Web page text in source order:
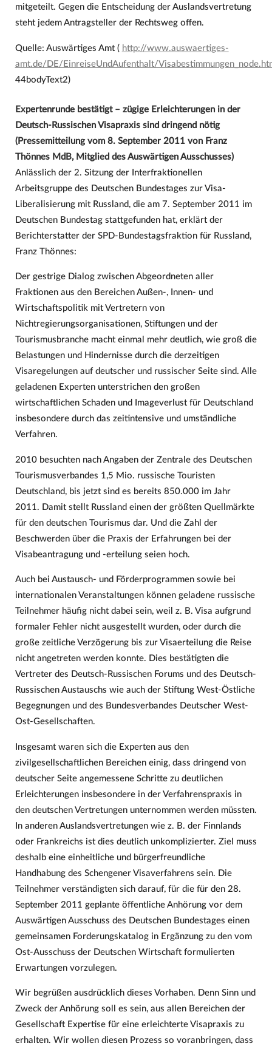
mitgeteilt. Gegen die Entscheidung der Auslandsvertretung
steht jedem Antragsteller der Rechtsweg offen.
Quelle: Auswärtiges Amt ( http://www.auswaertiges-
amt.de/DE/EinreiseUndAufenthalt/
44bodyText2)
Expertenrunde bestätigt – zügige Erleichterungen in der
Deutsch-Russischen Visapraxis sind dringend nötig
(Pressemitteilung vom 8. September 2011 von Franz
Thönnes MdB, Mitglied des Auswärtigen Ausschusses)
Anlässlich der 2. Sitzung der Interfraktionellen
Arbeitsgruppe des Deutschen Bundestages zur Visa-
Liberalisierung mit Russland, die am 7. September 2011 im
Deutschen Bundestag stattgefunden hat, erklärt der
Berichterstatter der SPD-Bundestagsfraktion für Russland,
Franz Thönnes:
Der gestrige Dialog zwischen Abgeordneten aller
Fraktionen aus den Bereichen Außen-, Innen- und
Wirtschaftspolitik mit Vertretern von
Nichtregierungsorganisationen, Stiftungen und der
Tourismusbranche macht einmal mehr deutlich, wie groß die
Belastungen und Hindernisse durch die derzeitigen
Visaregelungen auf deutscher und russischer Seite sind. Alle
geladenen Experten unterstrichen den großen
wirtschaftlichen Schaden und Imageverlust für Deutschland
insbesondere durch das zeitintensive und umständliche
Verfahren.
2010 besuchten nach Angaben der Zentrale des Deutschen
Tourismusverbandes 1,5 Mio. russische Touristen
Deutschland, bis jetzt sind es bereits 850.000 im Jahr
2011. Damit stellt Russland einen der größten Quellmärkte
für den deutschen Tourismus dar. Und die Zahl der
Beschwerden über die Praxis der Erfahrungen bei der
Visabeantragung und -erteilung seien hoch.
Auch bei Austausch- und Förderprogrammen sowie bei
internationalen Veranstaltungen können geladene russische
Teilnehmer häufig nicht dabei sein, weil z. B. Visa aufgrund
formaler Fehler nicht ausgestellt wurden, oder durch die
große zeitliche Verzögerung bis zur Visaerteilung die Reise
nicht angetreten werden konnte. Dies bestätigten die
Vertreter des Deutsch-Russischen Forums und des Deutsch-
Russischen Austauschs wie auch der Stiftung West-Östliche
Begegnungen und des Bundesverbandes Deutscher West-
Ost-Gesellschaften.
Insgesamt waren sich die Experten aus den
zivilgesellschaftlichen Bereichen einig, dass dringend von
deutscher Seite angemessene Schritte zu deutlichen
Erleichterungen insbesondere in der Verfahrenspraxis in
den deutschen Vertretungen unternommen werden müssten.
In anderen Auslandsvertretungen wie z. B. der Finnlands
oder Frankreichs ist dies deutlich unkomplizierter. Ziel muss
deshalb eine einheitliche und bürgerfreundliche
Handhabung des Schengener Visaverfahrens sein. Die
Teilnehmer verständigten sich darauf, für die für den 28.
September 2011 geplante öffentliche Anhörung vor dem
Auswärtigen Ausschuss des Deutschen Bundestages einen
gemeinsamen Forderungskatalog in Ergänzung zu den vom
Ost-Ausschuss der Deutschen Wirtschaft formulierten
Erwartungen vorzulegen.
Wir begrüßen ausdrücklich dieses Vorhaben. Denn Sinn und
Zweck der Anhörung soll es sein, aus allen Bereichen der
Gesellschaft Expertise für eine erleichterte Visapraxis zu
erhalten. Wir wollen diesen Prozess so voranbringen, dass